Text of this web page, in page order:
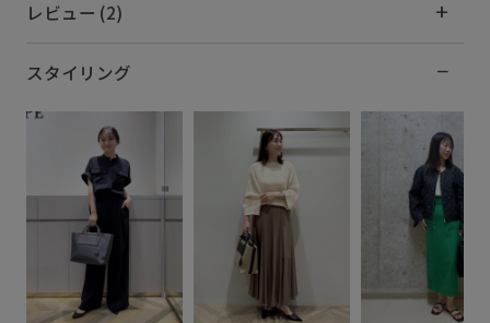
レビュー (2)
スタイリング